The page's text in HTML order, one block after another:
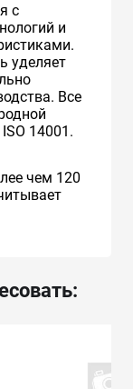
с
и
уделяет
Все
14001.
чем 120